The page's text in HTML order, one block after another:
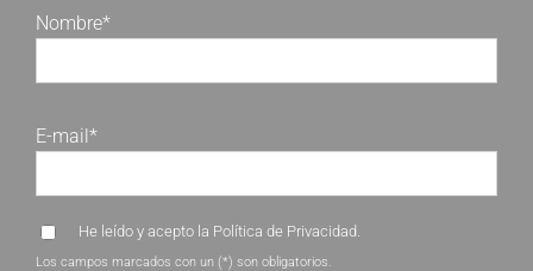
Nombre*
E-mail*
He leído y acepto la Política de Privacidad.
Los campos marcados con un (*) son obligatorios.